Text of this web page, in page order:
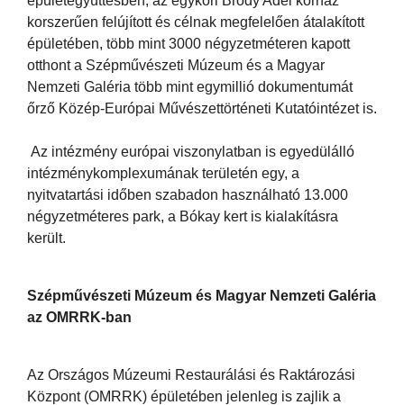
korszerűen felújított és célnak megfelelően átalakított
épületében, több mint 3000 négyzetméteren kapott
otthont a Szépművészeti Múzeum és a Magyar
Nemzeti Galéria több mint egymillió dokumentumát
őrző Közép-Európai Művészettörténeti Kutatóintézet is.
Az intézmény európai viszonylatban is egyedülálló
intézménykomplexumának területén egy, a
nyitvatartási időben szabadon használható 13.000
négyzetméteres park, a Bókay kert is kialakításra
került.
Szépművészeti Múzeum és Magyar Nemzeti Galéria
az OMRRK-ban
Az Országos Múzeumi Restaurálási és Raktározási
Központ (OMRRK) épületében jelenleg is zajlik a